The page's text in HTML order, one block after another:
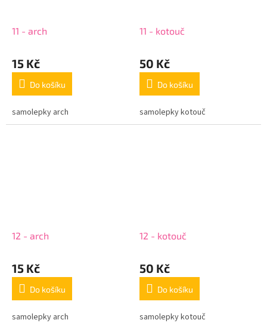
11 - arch
15 Kč
Do košíku
samolepky arch
11 - kotouč
50 Kč
Do košíku
samolepky kotouč
12 - arch
15 Kč
Do košíku
samolepky arch
12 - kotouč
50 Kč
Do košíku
samolepky kotouč